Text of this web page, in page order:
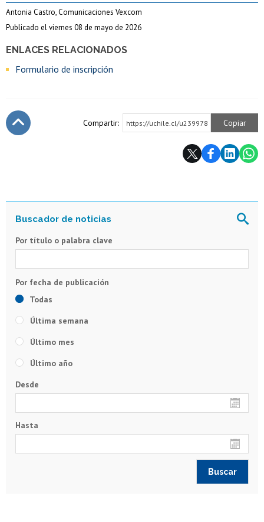
ENLACES RELACIONADOS
Formulario de inscripción
Antonia Castro, Comunicaciones Vexcom
Publicado el viernes 08 de mayo de 2026
Compartir: https://uchile.cl/u239978 Copiar
Por título o palabra clave
Todas
Última semana
Último mes
Último año
Desde
Hasta